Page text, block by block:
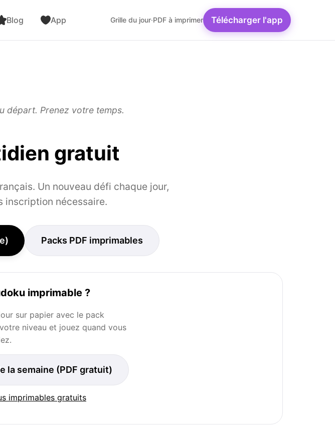
Blog App Grille du jour·PDF à imprimer Télécharger l'app
départ. Prenez votre temps.
gratuit
Un nouveau défi chaque jour,
inscription nécessaire.
Packs PDF imprimables
imprimable ?
sur papier avec le pack
niveau et jouez quand vous
la semaine (PDF gratuit)
imprimables gratuits